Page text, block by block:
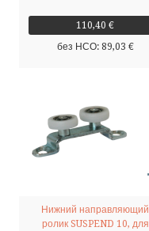
110,40 €
без НСО: 89,03 €
Нижний направляющий
ролик SUSPEND 10, для